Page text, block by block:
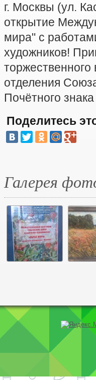
г. Москвы (ул.
открытие
мира" с
художников!
отделения
Почётного
Поделитесь
Галерея